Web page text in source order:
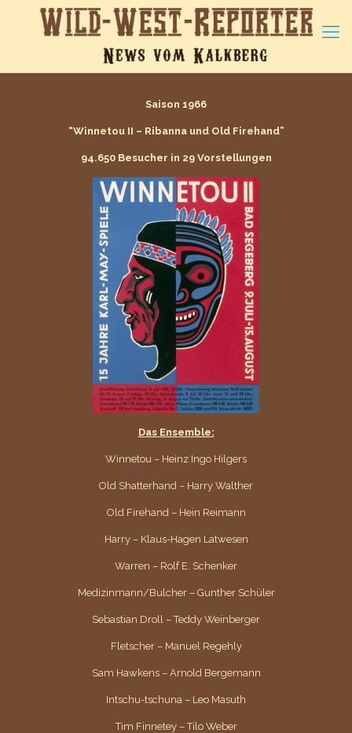
Saison 1966
“Winnetou II – Ribanna und Old Firehand”
94.650 Besucher in 29 Vorstellungen
Das Ensemble:
Winnetou – Heinz Ingo Hilgers
Old Shatterhand – Harry Walther
Old Firehand – Hein Reimann
Harry – Klaus-Hagen Latwesen
Warren – Rolf E. Schenker
Medizinmann/Bulcher – Gunther Schüler
Sebastian Droll – Teddy Weinberger
Fletscher – Manuel Regehly
Sam Hawkens – Arnold Bergemann
Intschu-tschuna – Leo Masuth
Tim Finnetey – Tilo Weber